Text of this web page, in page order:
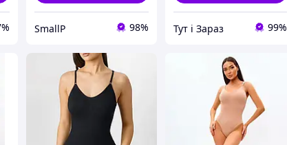
SmallP 98% Тут і Зараз 99%